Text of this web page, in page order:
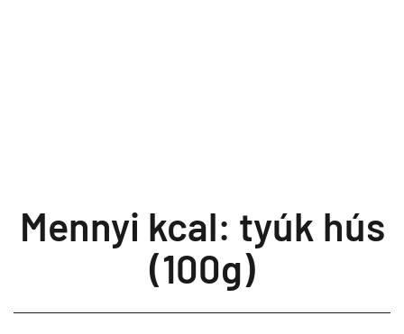
Mennyi kcal: tyúk hús
(100g)